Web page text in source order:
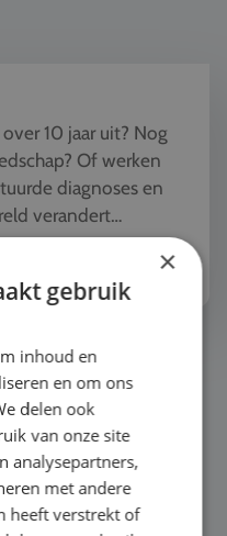
10 jaar uit? Nog
Of werken
diagnoses en
verandert
×
gebruik
inhoud en
en om ons
delen ook
van onze site
analysepartners,
met andere
heeft verstrekt of